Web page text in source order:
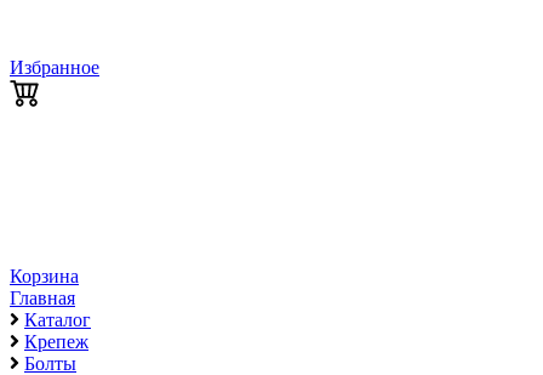
Избранное
Корзина
Главная
Каталог
Крепеж
Болты